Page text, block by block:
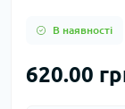
В наявності
620.00